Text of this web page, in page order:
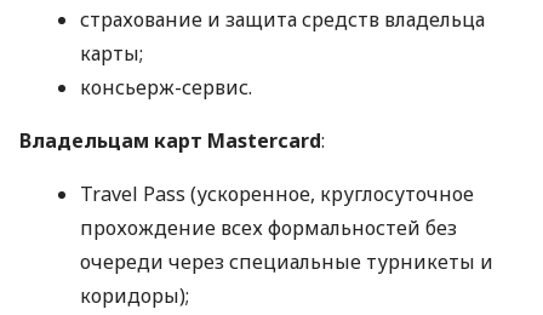
страхование и защита средств владельца
карты;
консьерж-сервис.
Владельцам карт Mastercard:
Travel Pass (ускоренное, круглосуточное
прохождение всех формальностей без
очереди через специальные турникеты и
коридоры);